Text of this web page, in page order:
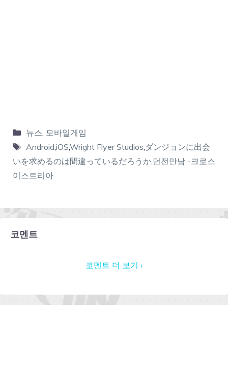
뉴스, 모바일게임
Android,iOS,Wright Flyer Studios,ダンジョンに出会
いを求めるのは間違っているだろうか,던전만남 -크로스
이스트리아
코멘트
코멘트 더 보기 ›